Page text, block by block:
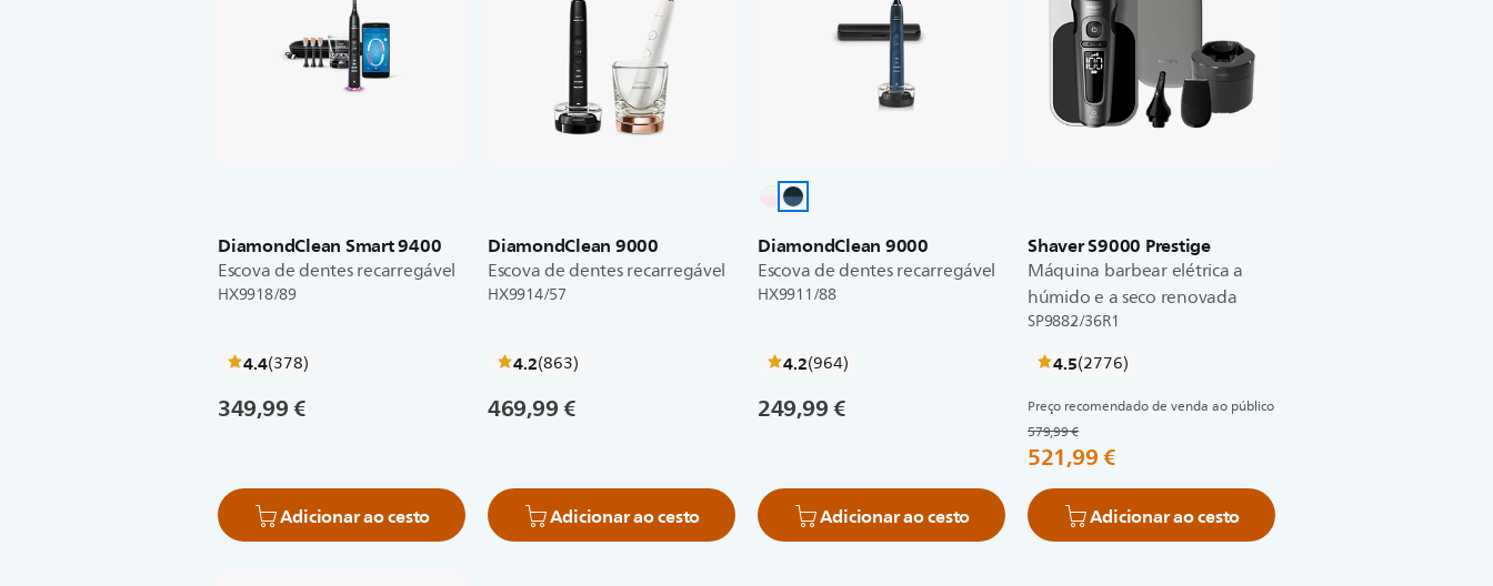
DiamondClean Smart 9400
Escova de dentes recarregável
HX9918/89
4.4(378críticas
)
349,99 €
Adicionar ao cesto
DiamondClean 9000
Escova de dentes recarregável
HX9914/57
4.2(863críticas
)
469,99 €
Adicionar ao cesto
DiamondClean 9000
Escova de dentes recarregável
HX9911/88
4.2(964críticas
)
249,99 €
Adicionar ao cesto
Shaver S9000 Prestige
Máquina barbear elétrica a
húmido e a seco renovada
SP9882/36R1
4.5(2776críticas
)
Preço recomendado de venda ao público
579,99 €
521,99 €
Adicionar ao cesto